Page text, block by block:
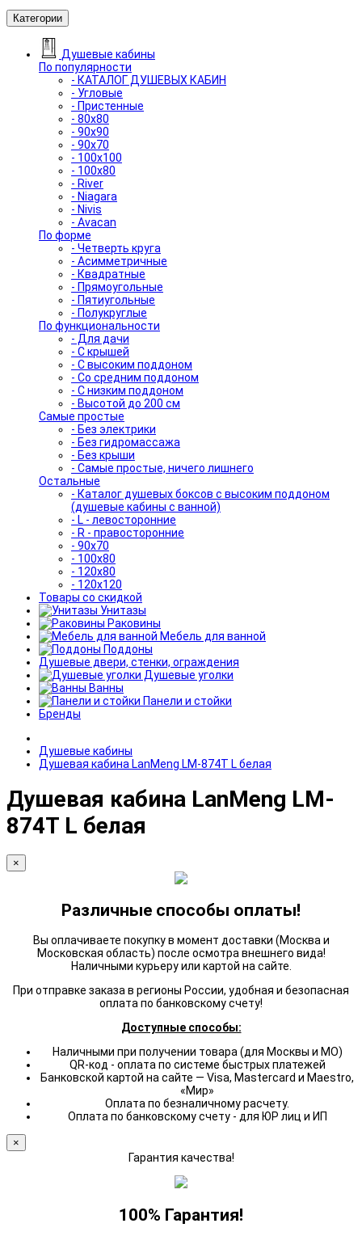
Категории
Душевые кабины
По популярности
- КАТАЛОГ ДУШЕВЫХ КАБИН
- Угловые
- Пристенные
- 80x80
- 90x90
- 90x70
- 100x100
- 100x80
- River
- Niagara
- Nivis
- Avacan
По форме
- Четверть круга
- Асимметричные
- Квадратные
- Прямоугольные
- Пятиугольные
- Полукруглые
По функциональности
- Для дачи
- С крышей
- С высоким поддоном
- Со средним поддоном
- С низким поддоном
- Высотой до 200 см
Самые простые
- Без электрики
- Без гидромассажа
- Без крыши
- Самые простые, ничего лишнего
Остальные
- Каталог душевых боксов с высоким поддоном
(душевые кабины с ванной)
- L - левосторонние
- R - правосторонние
- 90x70
- 100x80
- 120x80
- 120x120
Товары со скидкой
Унитазы
Раковины
Мебель для ванной
Поддоны
Душевые двери, стенки, ограждения
Душевые уголки
Ванны
Панели и стойки
Бренды
Душевые кабины
Душевая кабина LanMeng LM-874T L белая
Душевая кабина LanMeng LM-
874T L белая
×
Различные способы оплаты!
Вы оплачиваете покупку в момент доставки (Москва и
Московская область) после осмотра внешнего вида!
Наличными курьеру или картой на сайте.
При отправке заказа в регионы России, удобная и безопасная
оплата по банковскому счету!
Доступные способы:
Наличными при получении товара (для Москвы и МО)
QR-код - оплата по системе быстрых платежей
Банковской картой на сайте — Visa, Mastercard и Maestro,
«Мир»
Оплата по безналичному расчету.
Оплата по банковскому счету - для ЮР лиц и ИП
×
Гарантия качества!
100% Гарантия!